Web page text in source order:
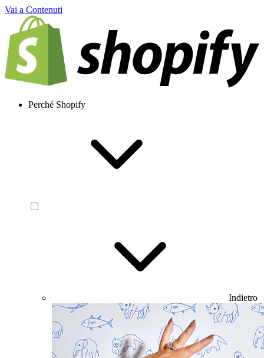
Vai a Contenuti
Perché Shopify
Indietro